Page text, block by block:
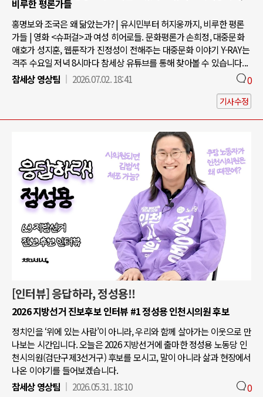
비루한 평론가들
홍명보와 조국은 왜 닮았는가? | 유시민부터 허지웅까지, 비루한 평론
가들 | 영화 <슈퍼걸>과 여성 히어로들. 문화평론가 손희정, 대중문화
애호가 성지훈, 웹툰작가 진정성이 전해주는 대중문화 이야기 Y-RAY는
격주 수요일 저녁 8시마다 참세상 유튜브를 통해 찾아볼 수 있습니다...
참세상 영상팀
2026.07.02. 18:41 0
기사수정
[인터뷰] 응답하라, 정성용!!
2026 지방선거 진보후보 인터뷰 #1 정성용 인천시의원 후보
정치인을 ‘위에 있는 사람’이 아니라, 우리와 함께 살아가는 이웃으로 만
나보는 시간입니다. 오늘은 2026 지방선거에 출마한 정성용 노동당 인
천시의원(검단구제3선거구) 후보를 모시고, 말이 아니라 삶과 현장에서
나온 이야기를 들어보겠습니다.
참세상 영상팀
2026.05.31. 18:10 0